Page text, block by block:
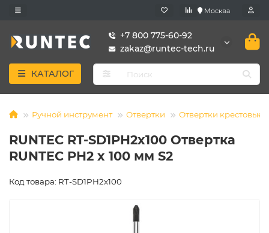
Москва
+7 800 775-60-92
zakaz@runtec-tech.ru
КАТАЛОГ
Ручной инструмент Отвертки Отвертки крестовые
RUNTEC RT-SD1PH2x100 Отвертка
RUNTEC PH2 x 100 мм S2
Код товара: RT-SD1PH2x100